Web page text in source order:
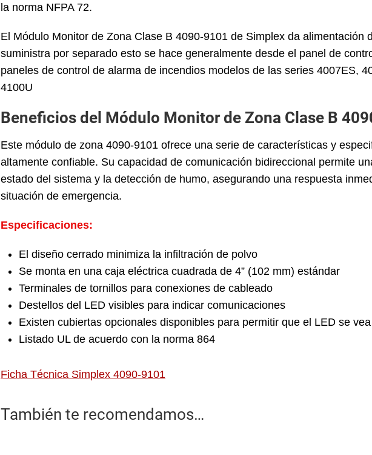
la norma NFPA 72.
El Módulo Monitor de Zona Clase B 4090-9101 de Simplex da alimentación
suministra por separado esto se hace generalmente desde el panel de
paneles de control de alarma de incendios modelos de las series 4007ES,
4100U
Beneficios del Módulo Monitor de Zona Clase B
Este módulo de zona 4090-9101 ofrece una serie de características y
altamente confiable. Su capacidad de comunicación bidireccional permite
estado del sistema y la detección de humo, asegurando una respuesta
situación de emergencia.
Especificaciones:
El diseño cerrado minimiza la infiltración de polvo
Se monta en una caja eléctrica cuadrada de 4” (102 mm) estándar
Terminales de tornillos para conexiones de cableado
Destellos del LED visibles para indicar comunicaciones
Existen cubiertas opcionales disponibles para permitir que el LED se
Listado UL de acuerdo con la norma 864
Ficha Técnica Simplex 4090-9101
También te recomendamos…